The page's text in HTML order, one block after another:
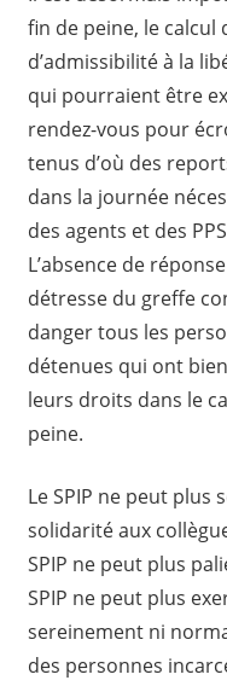
fin de peine, le calcul
d’admissibilité à la
qui pourraient être
rendez-vous pour
tenus d’où des
dans la journée
des agents et des
L’absence de
détresse du greffe
danger tous les
détenues qui ont
leurs droits dans le
peine.
Le SPIP ne peut plus
solidarité aux
SPIP ne peut plus
SPIP ne peut plus
sereinement ni
des personnes